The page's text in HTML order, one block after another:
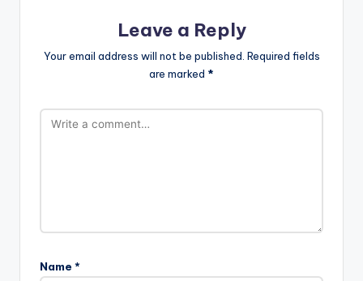
Leave a Reply
Your email address will not be published. Required fields
are marked *
Name *